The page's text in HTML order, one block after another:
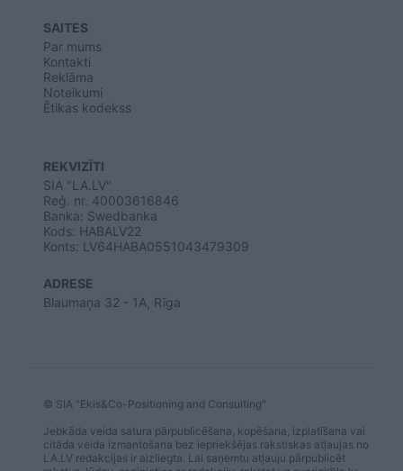
SAITES
Par mums
Kontakti
Reklāma
Noteikumi
Ētikas kodekss
REKVIZĪTI
SIA "LA.LV"
Reģ. nr. 40003616846
Banka: Swedbanka
Kods: HABALV22
Konts: LV64HABA0551043479309
ADRESE
Blaumaņa 32 - 1A, Rīga
© SIA "Ekis&Co-Positioning and Consulting"
Jebkāda veida satura pārpublicēšana, kopēšana, izplatīšana vai
citāda veida izmantošana bez iepriekšējas rakstiskas atļaujas no
LA.LV redakcijas ir aizliegta. Lai saņemtu atļauju pārpublicēt